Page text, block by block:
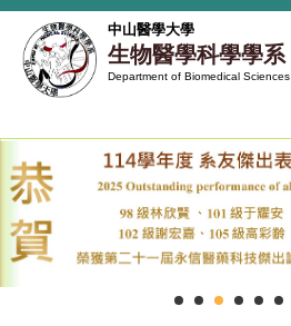
跳
到
主
區
中山醫學大學
生物醫學科學學系
Department of Biomedical Sciences